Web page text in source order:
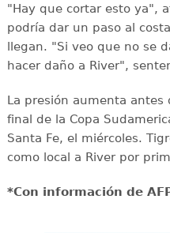
"Hay que cortar esto ya",
podría dar un paso al
llegan. "Si veo que no se
hacer daño a River",
La presión aumenta
final de la Copa
Santa Fe, el miércoles.
como local a River por
*Con información de